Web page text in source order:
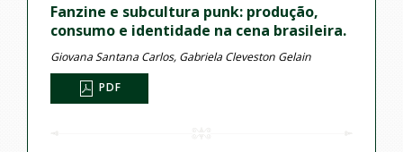
Fanzine e subcultura punk: produção,
consumo e identidade na cena brasileira.
Giovana Santana Carlos, Gabriela Cleveston Gelain
PDF